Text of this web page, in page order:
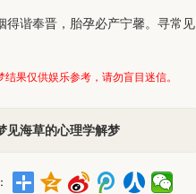
得谐奉晋，胎孕必产宁馨。寻常见
果仅供娱乐参考，请勿盲目迷信。
见海草的心理学解梦